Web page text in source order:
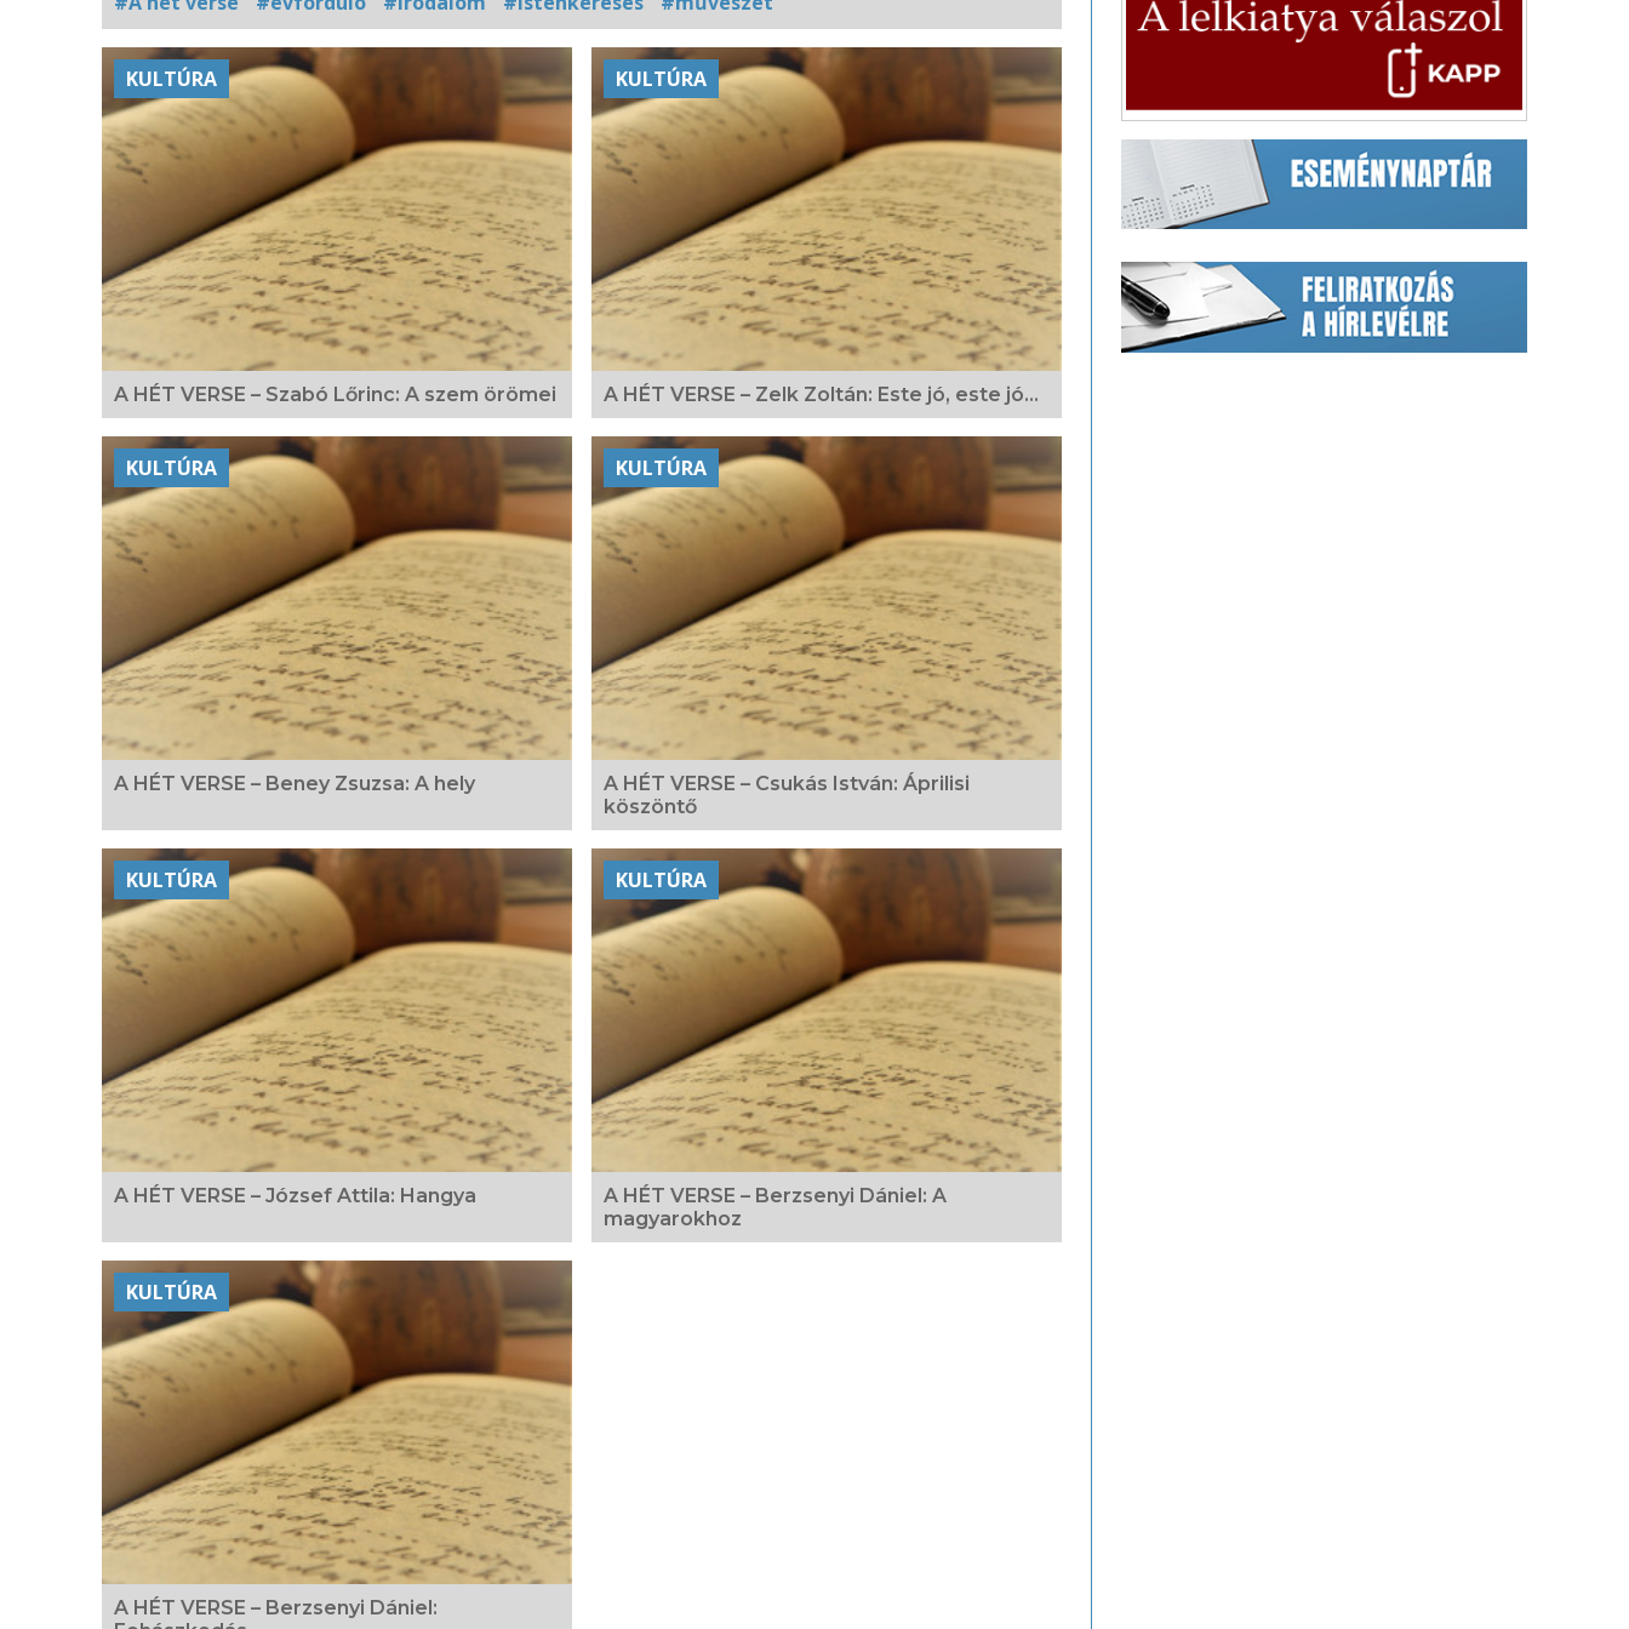
Kapcsolódó
fotógaléria
KULTÚRA
A HÉT VERSE – Szabó Lőrinc: A szem örömei
KULTÚRA
A HÉT VERSE – Zelk Zoltán: Este jó, este jó…
KULTÚRA
A HÉT VERSE – Beney Zsuzsa: A hely
KULTÚRA
A HÉT VERSE – Csukás István: Áprilisi
köszöntő
KULTÚRA
A HÉT VERSE – József Attila: Hangya
KULTÚRA
A HÉT VERSE – Berzsenyi Dániel: A
magyarokhoz
KULTÚRA
A HÉT VERSE – Berzsenyi Dániel: